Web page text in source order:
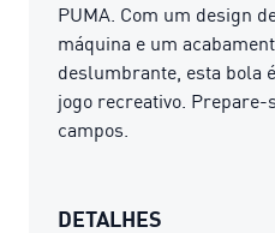
PUMA. Com um design
máquina e um
deslumbrante, esta bola
jogo recreativo.
campos.
DETALHES